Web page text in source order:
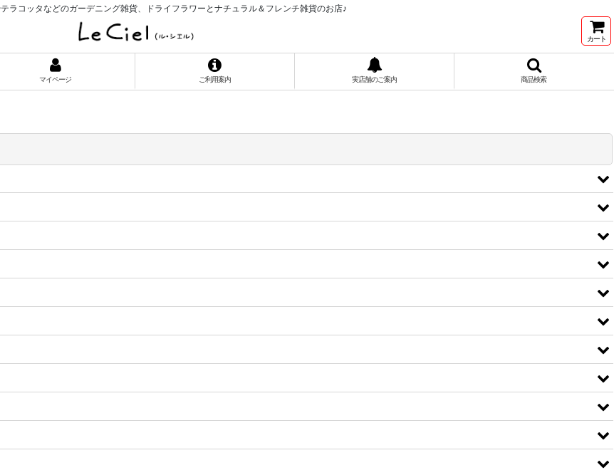
ラコッタなどのガーデニング雑貨、ドライフラワーとナチュラル＆フレンチ雑貨のお店♪
カート
マイページ ご利用案内 実店舗のご案内 商品検索